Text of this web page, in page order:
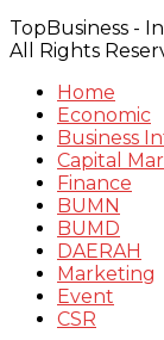
TopBusiness -
All Rights
Home
Economic
Business
Capital
Finance
BUMN
BUMD
DAERAH
Marketing
Event
CSR